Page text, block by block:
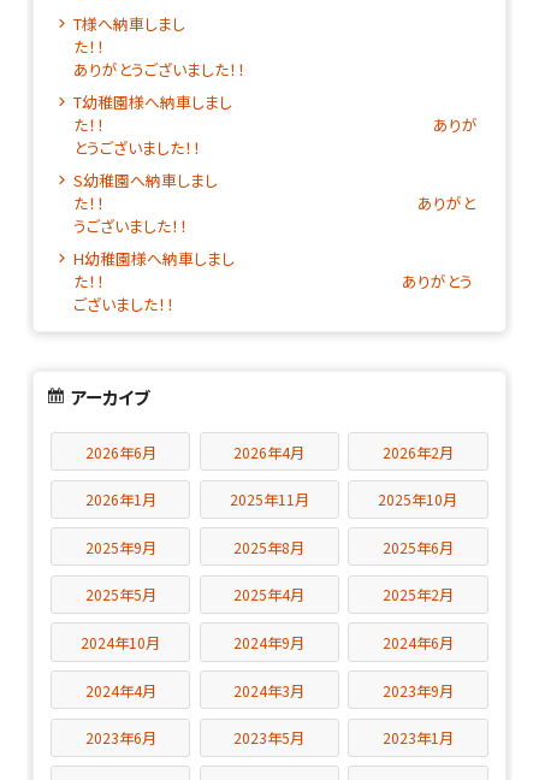
T様へ納車しまし
た！
ありがとうございました！！
T幼稚園様へ納車しまし
た！！ ありが
とうございました！！
S幼稚園へ納車しまし
た！！ ありがと
うございました！！
H幼稚園様へ納車しまし
た！！ ありがとう
ございました！！
アーカイブ
2026年6月 2026年4月 2026年2月
2026年1月 2025年11月 2025年10月
2025年9月 2025年8月 2025年6月
2025年5月 2025年4月 2025年2月
2024年10月 2024年9月 2024年6月
2024年4月 2024年3月 2023年9月
2023年6月 2023年5月 2023年1月